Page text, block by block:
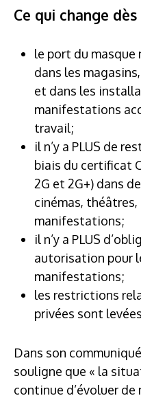
Ce qui change
le port du masque
dans les
et dans les
manifestations
travail;
il n’y a PLUS de
biais du certificat
2G et 2G+) dans
cinémas,
manifestations;
il n’y a PLUS
autorisation pour
manifestations;
les restrictions
privées sont
Dans son
souligne que « la
continue d’évoluer